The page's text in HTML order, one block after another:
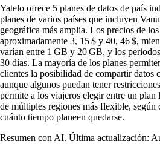
Yatelo ofrece 5 planes de datos de país
planes de varios países que incluyen
geográfica más amplia. Los precios de
aproximadamente 3, 15 $ y 40, 46 $,
varían entre 1 GB y 20 GB, y los
30 días. La mayoría de los planes
clientes la posibilidad de compartir datos
aunque algunos puedan tener
permite a los viajeros elegir entre un
de múltiples regiones más flexible, según
cuánto tiempo planeen quedarse.
Resumen con AI. Última actualización: